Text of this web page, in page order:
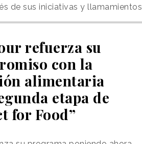
de sus iniciativas y
refuerza su
con la
alimentaria
etapa de
for Food”